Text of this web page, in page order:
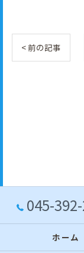
< 前の記事
045-
ホーム